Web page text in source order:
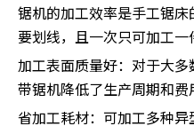
锯机的加工效率是手工锯
要划线，且一次只可加工一
加工表面质量好：对于大
带锯机降低了生产周期和费
省加工耗材：可加工多种异